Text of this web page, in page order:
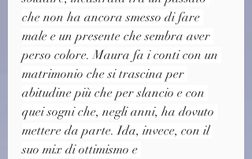
che non ha ancora smesso di fare
male e un presente che sembra aver
perso colore. Maura fa i conti con un
matrimonio che si trascina per
abitudine più che per slancio e con
quei sogni che, negli anni, ha dovuto
mettere da parte. Ida, invece, con il
suo mix di ottimismo e